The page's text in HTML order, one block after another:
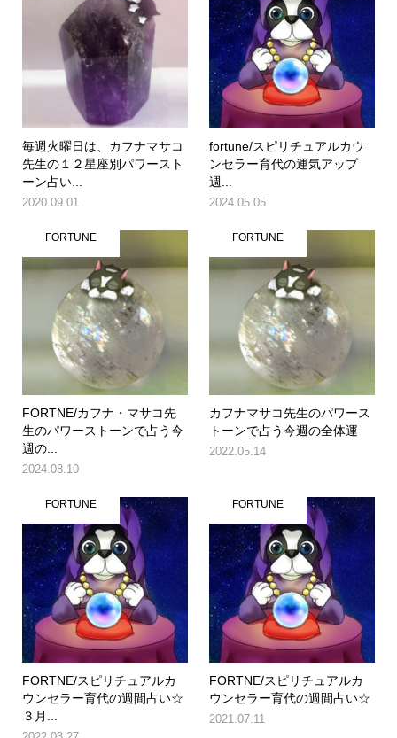
毎週火曜日は、カフナマサコ
先生の１２星座別パワースト
ーン占い...
2020.09.01
fortune/スピリチュアルカウ
ンセラー育代の運気アップ
週...
2024.05.05
FORTUNE
FORTNE/カフナ・マサコ先
生のパワーストーンで占う今
週の...
2024.08.10
FORTUNE
カフナマサコ先生のパワース
トーンで占う今週の全体運
2022.05.14
FORTUNE
FORTNE/スピリチュアルカ
ウンセラー育代の週間占い☆
３月...
FORTUNE
FORTNE/スピリチュアルカ
ウンセラー育代の週間占い☆
2021.07.11